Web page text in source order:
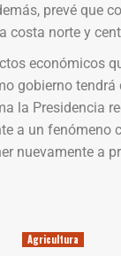
prevé que
costa norte y
económicos
gobierno
la Presidencia
a un fenómeno
nuevamente a
Agricultura